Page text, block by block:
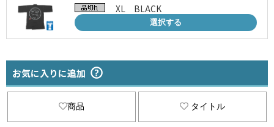
XL BLACK
選択する
お気に入りに追加
商品 タイトル